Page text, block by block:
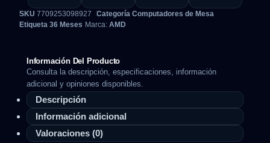
SKU 7709253098927 Categoría Computadores de Mesa
Etiqueta 36 Meses Marca: AMD
Información Del Producto
Consulta la descripción, especificaciones, información
adicional y opiniones disponibles.
Descripción
Información adicional
Valoraciones (0)